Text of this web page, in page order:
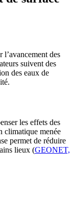
l’avancement des
suivent des
des eaux de
les effets des
climatique menée
permet de réduire
lieux (GEONET,